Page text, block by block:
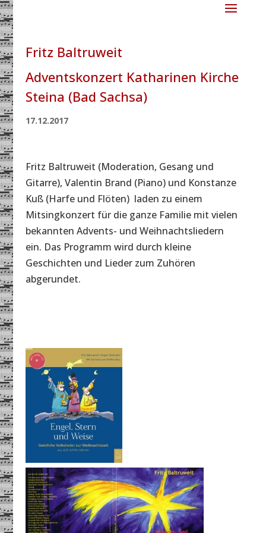
Fritz Baltruweit
Adventskonzert Katharinen Kirche
Steina (Bad Sachsa)
17.12.2017
Fritz Baltruweit (Moderation, Gesang und
Gitarre), Valentin Brand (Piano) und Konstanze
Kuß (Harfe und Flöten) laden zu einem
Mitsingkonzert für die ganze Familie mit vielen
bekannten Advents- und Weihnachtsliedern
ein. Das Programm wird durch kleine
Geschichten und Lieder zum Zuhören
abgerundet.